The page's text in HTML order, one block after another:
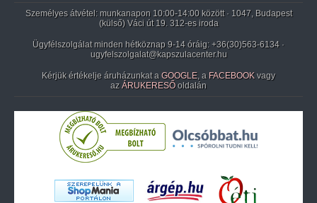
Személyes átvétel: munkanapon 10:00-14:00 között · 1047, Budapest
(külső) Váci út 19. 312-es iroda
Ügyfélszolgálat minden hétköznap 9-14 óráig: +36(30)563-6134 ·
ugyfelszolgalat@kapszulacenter.hu
Kérjük értékelje áruházunkat a GOOGLE, a FACEBOOK vagy
az ÁRUKERESŐ oldalán